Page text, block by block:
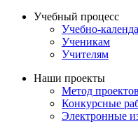
Учебный процесс
Учебно-
Ученикам
Учителям
Наши проекты
Метод проектов
Конкурсные
Электронные